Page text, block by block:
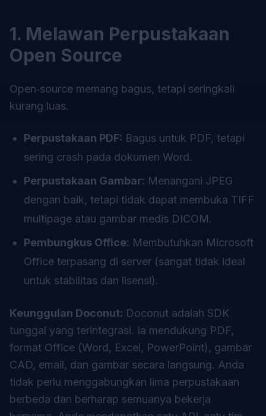
1. Melawan Perpustakaan
Open Source
Open‑source memang bagus, tetapi seringkali
kurang luas.
Perpustakaan PDF: Bagus untuk PDF, tetapi
sering crash pada dokumen Word.
Perpustakaan Gambar: Menangani JPEG
dengan baik, tetapi tidak dapat membuka TIFF
multipage atau gambar medis DICOM.
Pembungkus Office: Membutuhkan Microsoft
Office terpasang di server (sangat tidak ideal
untuk stabilitas dan lisensi).
Keunggulan Doconut: Doconut adalah SDK
tunggal yang terintegrasi. Ia mendukung PDF,
format Office (Word, Excel, PowerPoint), gambar
CAD, email, dan gambar secara langsung. Anda
tidak perlu menggabungkan lima perpustakaan
berbeda dan berharap semuanya bekerja